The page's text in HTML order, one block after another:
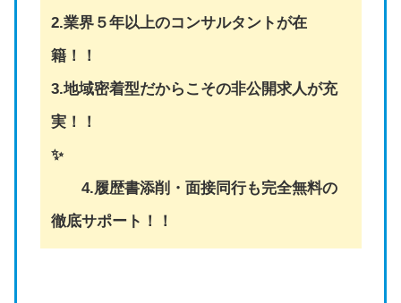
2.業界５年以上のコンサルタントが在
籍！！
3.地域密着型だからこその非公開求人が充
実！！
✨
4.履歴書添削・面接同行も完全無料の
徹底サポート！！